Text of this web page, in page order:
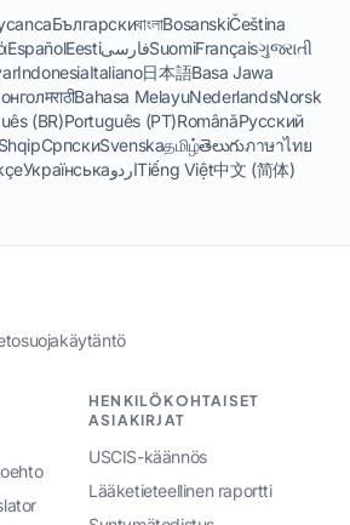
БългарскиবাংলাBosanskiČeština
EspañolEestiفارسیSuomiFrançaisગુજરાતી
IndonesiaItaliano日本語Basa Jawa
मराठीBahasa MelayuNederlandsNorsk
(BR)Português (PT)RomânăРусский
ShqipСрпскиSvenskaதமிழ்తెలుగుภาษาไทย
УкраїнськаاردوTiếng Việt中文 (简体)
HENKILÖKOHTAISET
ASIAKIRJAT
USCIS-käännös
Lääketieteellinen raportti